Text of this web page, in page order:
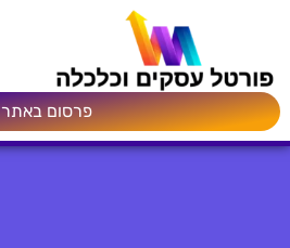
פרסום באתר